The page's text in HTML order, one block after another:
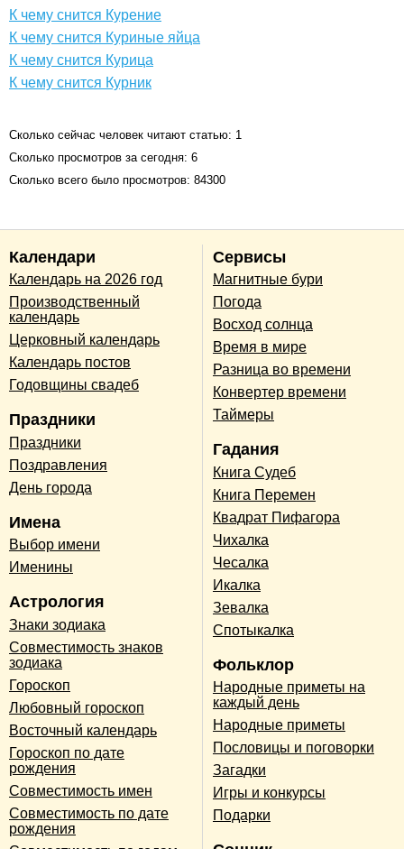
К чему снится Курение
К чему снится Куриные яйца
К чему снится Курица
К чему снится Курник
Сколько сейчас человек читают статью: 1
Сколько просмотров за сегодня: 6
Сколько всего было просмотров: 84300
Календари
Календарь на 2026 год
Производственный
календарь
Церковный календарь
Календарь постов
Годовщины свадеб
Праздники
Праздники
Поздравления
День города
Имена
Выбор имени
Именины
Астрология
Знаки зодиака
Совместимость знаков
зодиака
Гороскоп
Любовный гороскоп
Восточный календарь
Гороскоп по дате
рождения
Совместимость имен
Совместимость по дате
рождения
Сервисы
Магнитные бури
Погода
Восход солнца
Время в мире
Разница во времени
Конвертер времени
Таймеры
Гадания
Книга Судеб
Книга Перемен
Квадрат Пифагора
Чихалка
Чесалка
Икалка
Зевалка
Спотыкалка
Фольклор
Народные приметы на
каждый день
Народные приметы
Пословицы и поговорки
Загадки
Игры и конкурсы
Подарки